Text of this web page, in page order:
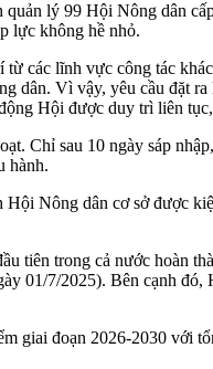
lý 99 Hội Nông dân
lực không hề nhỏ.
các lĩnh vực công tác
dân. Vì vậy, yêu cầu đặt
Hội được duy trì liên
Chỉ sau 10 ngày sáp
hành.
Nông dân cơ sở được
trong cả nước hoàn
7/2025). Bên cạnh
giai đoạn 2026-2030 với